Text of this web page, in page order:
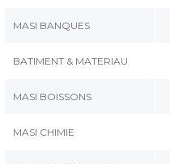
MASI BANQUES
BATIMENT & MATERIAU
MASI BOISSONS
MASI CHIMIE